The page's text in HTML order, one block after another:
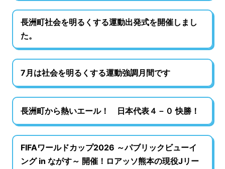
長洲町社会を明るくする運動出発式を開催しまし
た。
7月は社会を明るくする運動強調月間です
長洲町から熱いエール！ 日本代表４－０ 快勝！
FIFAワールドカップ2026 ～パブリックビューイ
ング in ながす～ 開催！ロアッソ熊本の現役Jリー